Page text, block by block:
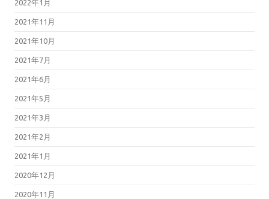
2022年1月
2021年11月
2021年10月
2021年7月
2021年6月
2021年5月
2021年3月
2021年2月
2021年1月
2020年12月
2020年11月